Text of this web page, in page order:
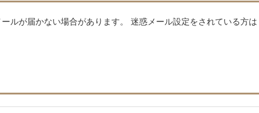
ルが届かない場合があります。 迷惑メール設定をされている方は